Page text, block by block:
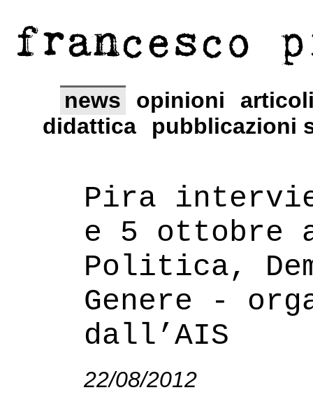
francesco
news opinioni
didattica
pubblicazioni
Pira
e 5 ottobre
Politica,
Genere -
dall’AIS
22/08/2012